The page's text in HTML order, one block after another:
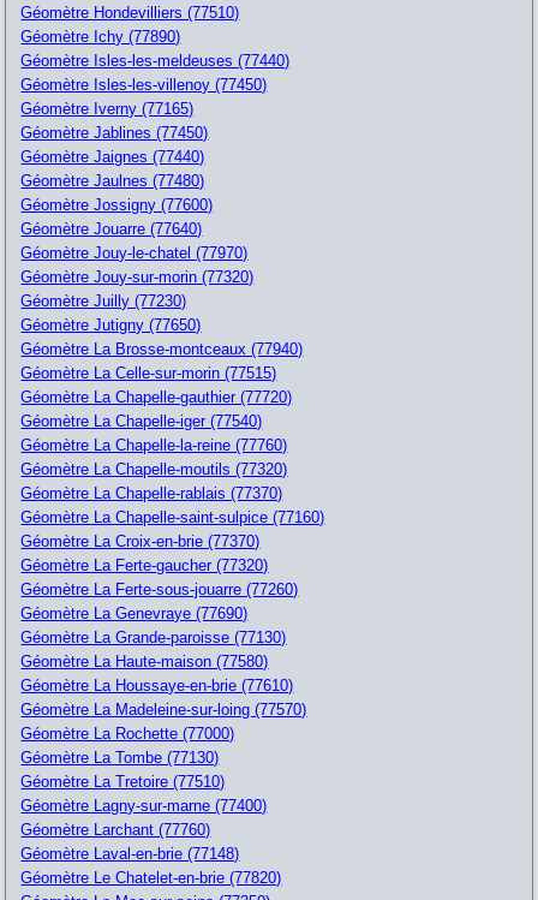
Géomètre Hondevilliers (77510)
Géomètre Ichy (77890)
Géomètre Isles-les-meldeuses (77440)
Géomètre Isles-les-villenoy (77450)
Géomètre Iverny (77165)
Géomètre Jablines (77450)
Géomètre Jaignes (77440)
Géomètre Jaulnes (77480)
Géomètre Jossigny (77600)
Géomètre Jouarre (77640)
Géomètre Jouy-le-chatel (77970)
Géomètre Jouy-sur-morin (77320)
Géomètre Juilly (77230)
Géomètre Jutigny (77650)
Géomètre La Brosse-montceaux (77940)
Géomètre La Celle-sur-morin (77515)
Géomètre La Chapelle-gauthier (77720)
Géomètre La Chapelle-iger (77540)
Géomètre La Chapelle-la-reine (77760)
Géomètre La Chapelle-moutils (77320)
Géomètre La Chapelle-rablais (77370)
Géomètre La Chapelle-saint-sulpice (77160)
Géomètre La Croix-en-brie (77370)
Géomètre La Ferte-gaucher (77320)
Géomètre La Ferte-sous-jouarre (77260)
Géomètre La Genevraye (77690)
Géomètre La Grande-paroisse (77130)
Géomètre La Haute-maison (77580)
Géomètre La Houssaye-en-brie (77610)
Géomètre La Madeleine-sur-loing (77570)
Géomètre La Rochette (77000)
Géomètre La Tombe (77130)
Géomètre La Tretoire (77510)
Géomètre Lagny-sur-marne (77400)
Géomètre Larchant (77760)
Géomètre Laval-en-brie (77148)
Géomètre Le Chatelet-en-brie (77820)